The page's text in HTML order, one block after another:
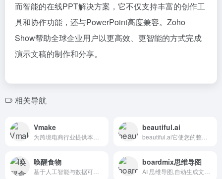
而智能的在线PPT解决方案，它不仅支持丰富的创作工
具和协作功能，还与PowerPoint高度兼容。Zoho
Show帮助全球企业用户以更高效、更智能的方式完成
演示文稿的制作和分享。
相关导航
Vmake beautiful.ai
唤醒食物 boardmix思维导图